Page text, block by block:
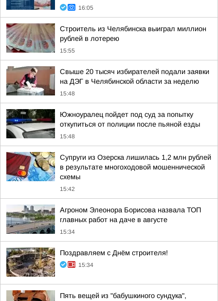
16:05
Строитель из Челябинска выиграл миллион
рублей в лотерею
15:55
Свыше 20 тысяч избирателей подали заявки
на ДЭГ в Челябинской области за неделю
15:48
Южноуралец пойдет под суд за попытку
откупиться от полиции после пьяной езды
15:48
Супруги из Озерска лишилась 1,2 млн рублей
в результате многоходовой мошеннической
схемы
15:42
Агроном Элеонора Борисова назвала ТОП
главных работ на даче в августе
15:34
Поздравляем с Днём строителя!
15:34
Пять вещей из "бабушкиного сундука",